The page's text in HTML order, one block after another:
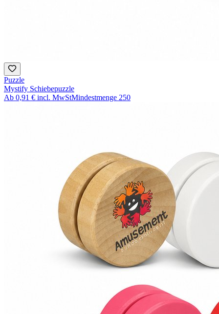
Puzzle
Mystify Schiebepuzzle
Ab 0,91 € incl. MwStMindestmenge 250